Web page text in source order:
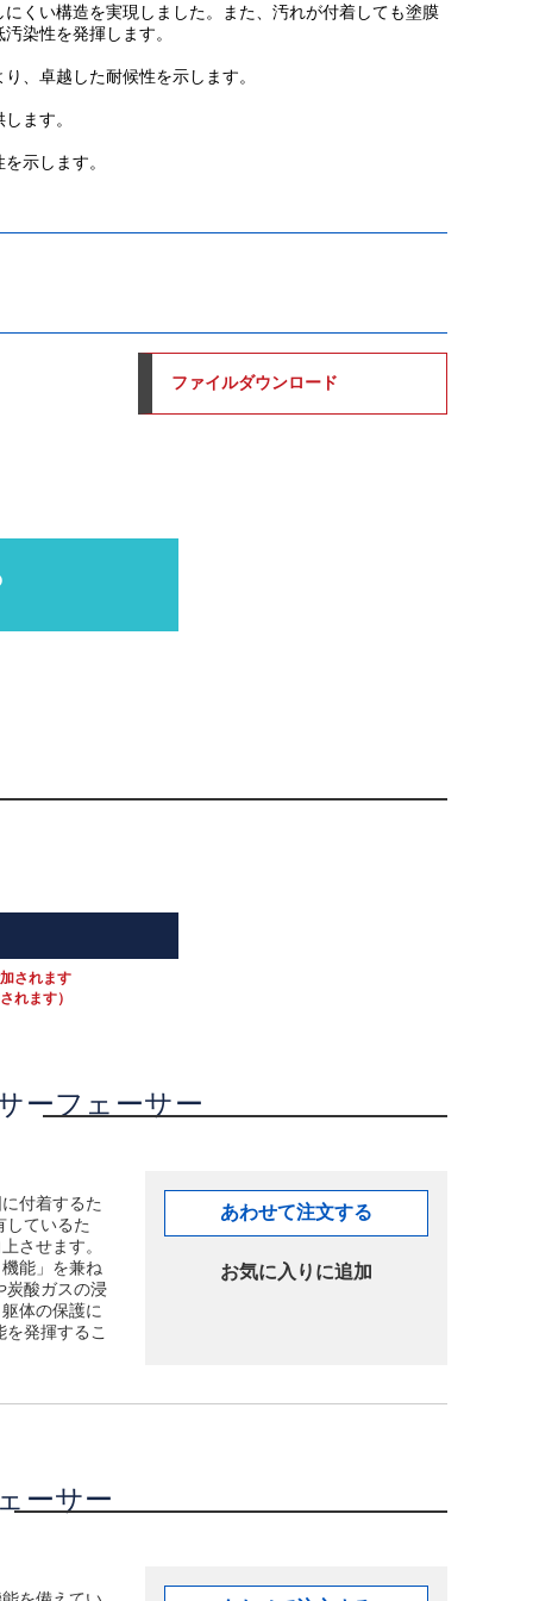
くい構造を実現しました。また、汚れが付着しても塗膜
染性を発揮します。
、卓越した耐候性を示します。
ます。
示します。
ファイルダウンロード
されます
れます）
ーフェーサー
付着するた
しているた
させます。
能」を兼ね
炭酸ガスの浸
体の保護に
発揮するこ
あわせて注文する
お気に入りに追加
ーサー